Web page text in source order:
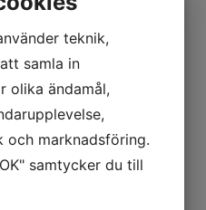
teknik,
samla in
olika ändamål,
marknadsföring.
samtycker du till